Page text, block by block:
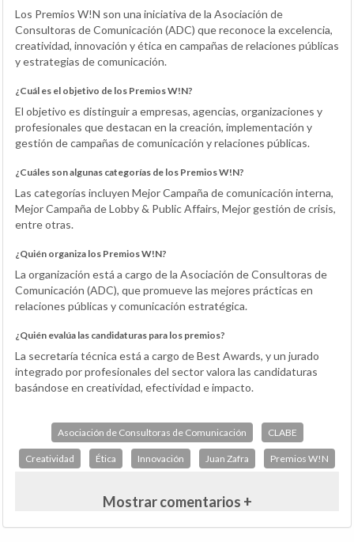
Los Premios W!N son una iniciativa de la Asociación de
Consultoras de Comunicación (ADC) que reconoce la excelencia,
creatividad, innovación y ética en campañas de relaciones públicas
y estrategias de comunicación.
¿Cuál es el objetivo de los Premios W!N?
El objetivo es distinguir a empresas, agencias, organizaciones y
profesionales que destacan en la creación, implementación y
gestión de campañas de comunicación y relaciones públicas.
¿Cuáles son algunas categorías de los Premios W!N?
Las categorías incluyen Mejor Campaña de comunicación interna,
Mejor Campaña de Lobby & Public Affairs, Mejor gestión de crisis,
entre otras.
¿Quién organiza los Premios W!N?
La organización está a cargo de la Asociación de Consultoras de
Comunicación (ADC), que promueve las mejores prácticas en
relaciones públicas y comunicación estratégica.
¿Quién evalúa las candidaturas para los premios?
La secretaría técnica está a cargo de Best Awards, y un jurado
integrado por profesionales del sector valora las candidaturas
basándose en creatividad, efectividad e impacto.
Asociación de Consultoras de Comunicación CLABE
Creatividad Ética Innovación Juan Zafra Premios W!N
Mostrar comentarios +